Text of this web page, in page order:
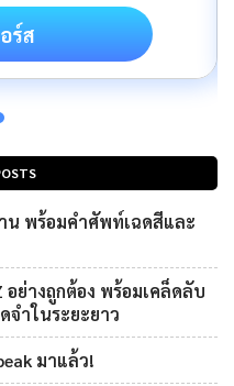
น พร้อมคำศัพท์เฉดสีและ
ย่างถูกต้อง พร้อมเคล็ดลับ
จำในระยะยาว
มาแล้ว!
ร์ส